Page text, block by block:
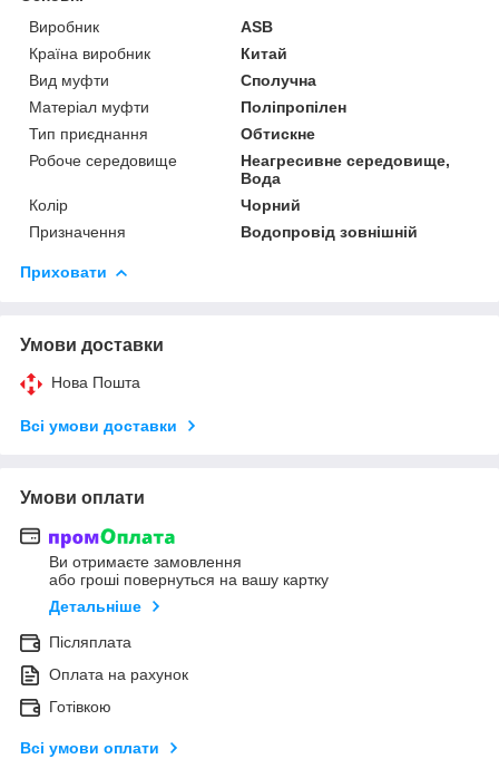
Виробник
ASB
Країна виробник
Китай
Вид муфти
Сполучна
Матеріал муфти
Поліпропілен
Тип приєднання
Обтискне
Робоче середовище
Неагресивне середовище,
Вода
Колір
Чорний
Призначення
Водопровід зовнішній
Приховати
Умови доставки
Нова Пошта
Всі умови доставки
Умови оплати
Ви отримаєте замовлення
або гроші повернуться на вашу картку
Детальніше
Післяплата
Оплата на рахунок
Готівкою
Всі умови оплати